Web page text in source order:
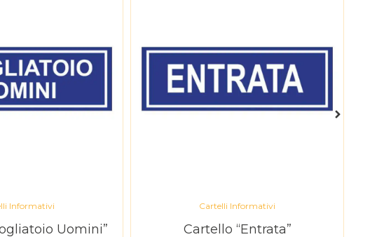
Informativi
Uomini”
Cartelli Informativi
Cartello “Entrata”